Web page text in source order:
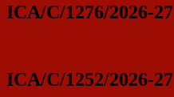
ICA/C/1276/2026-27
ICA/C/1252/2026-27